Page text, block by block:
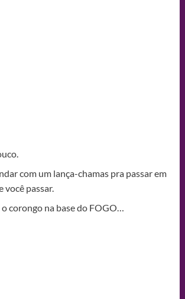
com um lança-chamas pra passar em
você passar.
corongo na base do FOGO…